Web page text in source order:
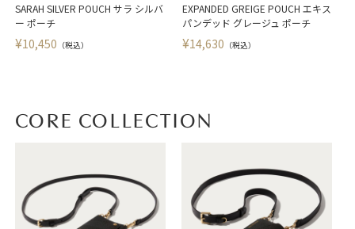
SARAH SILVER POUCH サラ シルバ
ー ポーチ
¥10,450 （税込）
EXPANDED GREIGE POUCH エキス
パンデッド グレージュ ポーチ
¥14,630 （税込）
CORE COLLECTION